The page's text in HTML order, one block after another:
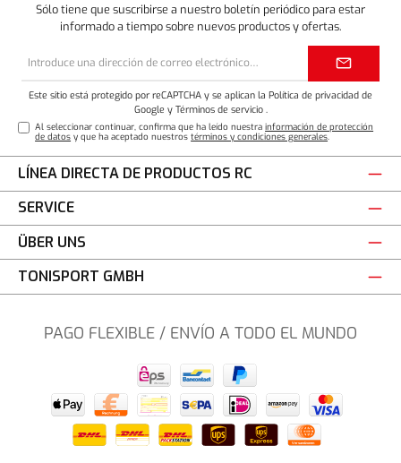
Sólo tiene que suscribirse a nuestro boletín periódico para estar
informado a tiempo sobre nuevos productos y ofertas.
de
electrónico*
Este sitio está protegido por reCAPTCHA y se aplican la Política de privacidad de
Google y Términos de servicio.
Al seleccionar continuar, confirma que ha leído nuestrainformación de protección
de datos y que ha aceptado nuestrostérminos y condiciones generales.
LÍNEA DIRECTA DE PRODUCTOS RC
SERVICE
ÜBER UNS
TONISPORT GMBH
PAGO FLEXIBLE / ENVÍO A TODO EL MUNDO